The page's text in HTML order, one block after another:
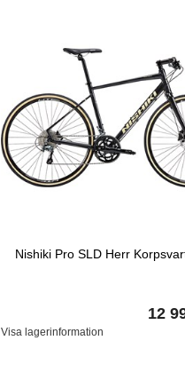
Nishiki Pro SLD Herr
12
Visa lagerinformation